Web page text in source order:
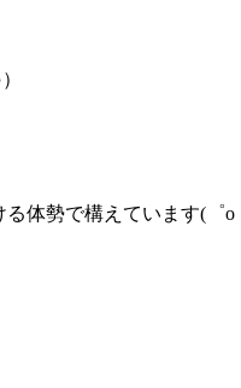
体勢で構えています(゜o